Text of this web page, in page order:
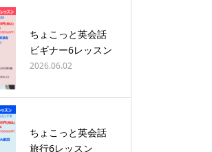
ちょこっと英会話
ビギナー6レッスン
2026.06.02
ちょこっと英会話
旅行6レッスン